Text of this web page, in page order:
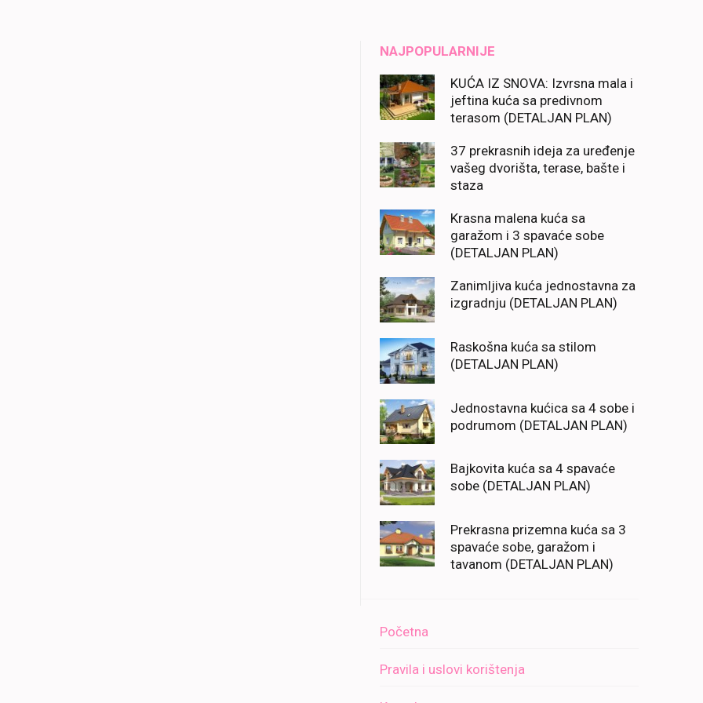
NAJPOPULARNIJE
KUĆA IZ SNOVA: Izvrsna mala i
jeftina kuća sa predivnom
terasom (DETALJAN PLAN)
37 prekrasnih ideja za uređenje
vašeg dvorišta, terase, bašte i
staza
Krasna malena kuća sa
garažom i 3 spavaće sobe
(DETALJAN PLAN)
Zanimljiva kuća jednostavna za
izgradnju (DETALJAN PLAN)
Raskošna kuća sa stilom
(DETALJAN PLAN)
Jednostavna kućica sa 4 sobe i
podrumom (DETALJAN PLAN)
Bajkovita kuća sa 4 spavaće
sobe (DETALJAN PLAN)
Prekrasna prizemna kuća sa 3
spavaće sobe, garažom i
tavanom (DETALJAN PLAN)
Početna
Pravila i uslovi korištenja